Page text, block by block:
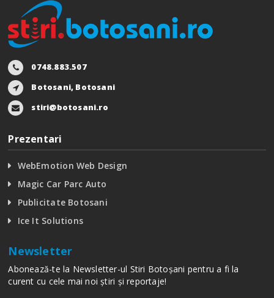
0748.883.507
Botosani, Botosani
stiri@botosani.ro
Prezentari
WebEmotion Web Design
Magic Car Parc Auto
Publicitate Botosani
Ice It Solutions
Newsletter
Abonează-te la Newsletter-ul Stiri Botoșani pentru a fi la
curent cu cele mai noi știri și reportaje!